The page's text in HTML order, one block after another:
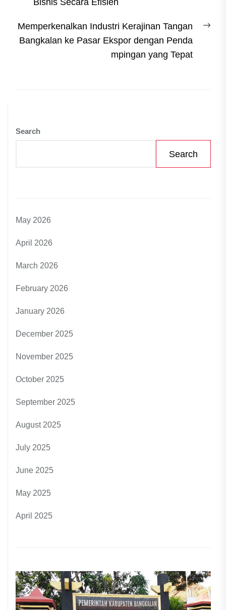
Bisnis Secara Efisien
Memperkenalkan Industri Kerajinan Tangan
Bangkalan ke Pasar Ekspor dengan Penda
mpingan yang Tepat
Search
Search
May 2026
April 2026
March 2026
February 2026
January 2026
December 2025
November 2025
October 2025
September 2025
August 2025
July 2025
June 2025
May 2025
April 2025